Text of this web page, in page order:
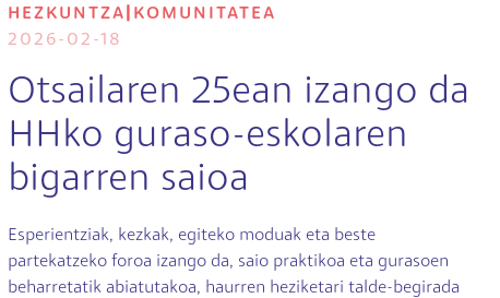
HEZKUNTZA
KOMUNITATEA
2026-02-18
Otsailaren 25ean izango da
HHko guraso-eskolaren
bigarren saioa
Esperientziak, kezkak, egiteko moduak eta beste
partekatzeko foroa izango da, saio praktikoa eta gurasoen
beharretatik abiatutakoa, haurren heziketari talde-begirada